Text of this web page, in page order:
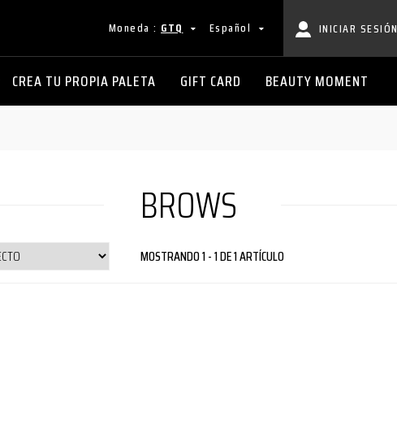
Moneda : GTQ Español INICIAR SESIÓN
CREA TU PROPIA PALETA GIFT CARD BEAUTY MOMENT
BROWS
MOSTRANDO 1 - 1 DE 1 ARTÍCULO